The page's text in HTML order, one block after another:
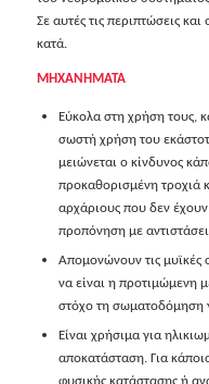
Σε αυτές τις περιπτώσεις
κατά.
ΜΗΧΑΝΗΜΑΤΑ
Εύκολα στη χρήση τους,
σωστή χρήση του
μειώνεται ο κίνδυνος
προκαθορισμένη τροχιά
αρχάριους που δεν
προπόνηση με
Απομονώνουν τις μυϊκές
να είναι η προτιμώμενη
στόχο τη σωματοδόμηση
Είναι χρήσιμα για
αποκατάσταση. Για
φυσικής κατάστασης ή